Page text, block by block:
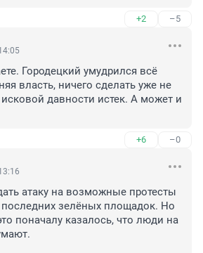
+2 –5
Городецкий умудрился всё
власть, ничего сделать уже не
давности истек. А может и
+6 –0
атаку на возможные протесты
последних зелёных площадок. Но
поначалу казалось, что люди на